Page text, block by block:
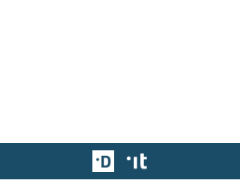
Team Digitale